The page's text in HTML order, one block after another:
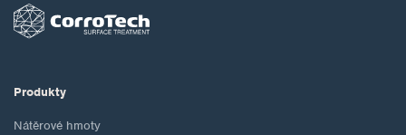
Produkty
Nátěrové hmoty